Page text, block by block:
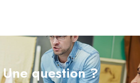
question ?